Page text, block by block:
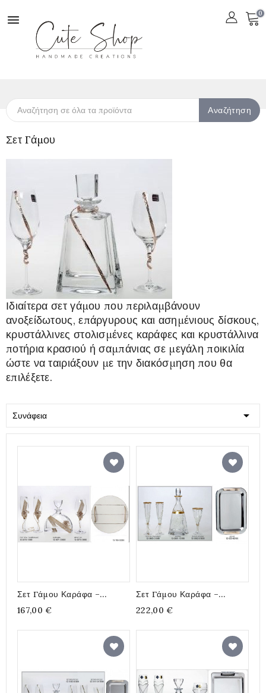
 0
Αναζήτηση
Σετ Γάμου
Ιδιαίτερα σετ γάμου που περιλαμβάνουν
ανοξείδωτους, επάργυρους και ασημένιους δίσκους,
κρυστάλλινες στολισμένες καράφες και κρυστάλλινα
ποτήρια κρασιού ή σαμπάνιας σε μεγάλη ποικιλία
ώστε να ταιριάξουν με την διακόσμηση που θα
επιλέξετε.
Συνάφεια 
Σετ Γάμου Καράφα –
Ποτήρια – Δίσκος, Με
Κορδέλα Σπαγγί Και
167,00 €
Σετ Γάμου Καράφα –
Ποτήρια - Δίσκος Με
Χρυσές Λεπτομέρειες –
222,00 €